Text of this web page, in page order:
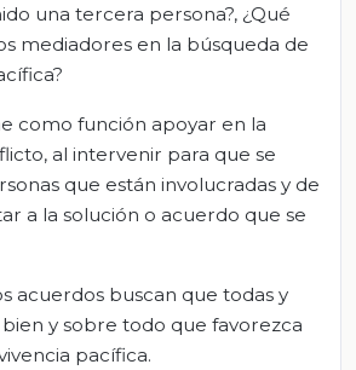
una tercera persona?, ¿Qué
mediadores en la búsqueda de
como función apoyar en la
al intervenir para que se
que están involucradas y de
a la solución o acuerdo que se
acuerdos buscan que todas y
y sobre todo que favorezca
pacífica.